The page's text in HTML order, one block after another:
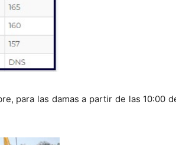
para las damas a partir de las 10:00